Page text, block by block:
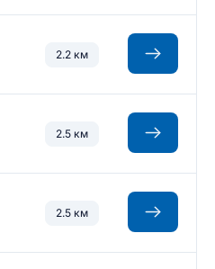
2.2 км
2.5 км
2.5 км